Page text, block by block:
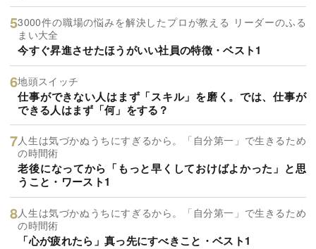
3000件の職場の悩みを解決したプロが教える リーダーのふる
まい大全
今すぐ昇進させたほうがいい社員の特徴・ベスト1
地頭スイッチ
仕事ができない人はまず「スキル」を磨く。では、仕事が
できる人はまず「何」をする？
人生は気づかぬうちにすぎるから。「自分第一」で生きるため
の時間術
老後になってから「もっと早くしておけばよかった」と思
うこと・ワースト1
人生は気づかぬうちにすぎるから。「自分第一」で生きるため
の時間術
「心が疲れたら」真っ先にすべきこと・ベスト1